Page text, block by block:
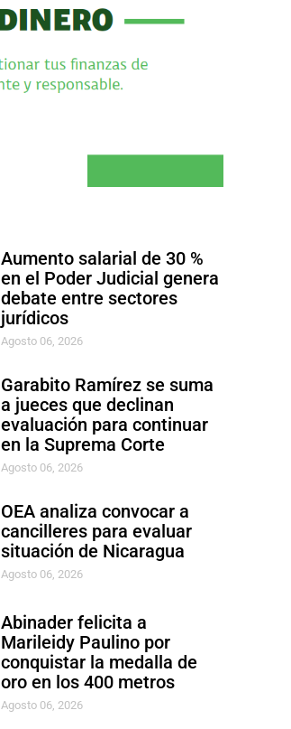
Aumento salarial de 30 %
en el Poder Judicial genera
debate entre sectores
jurídicos
Agosto 06, 2026
Garabito Ramírez se suma
a jueces que declinan
evaluación para continuar
en la Suprema Corte
Agosto 06, 2026
OEA analiza convocar a
cancilleres para evaluar
situación de Nicaragua
Agosto 06, 2026
Abinader felicita a
Marileidy Paulino por
conquistar la medalla de
oro en los 400 metros
Agosto 06, 2026